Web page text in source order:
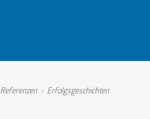
Referenzen Erfolgsgeschichten